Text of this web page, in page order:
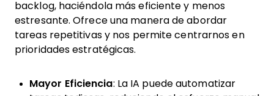
backlog, haciéndola más eficiente y menos
estresante. Ofrece una manera de abordar
tareas repetitivas y nos permite centrarnos en
prioridades estratégicas.
Mayor Eficiencia: La IA puede automatizar